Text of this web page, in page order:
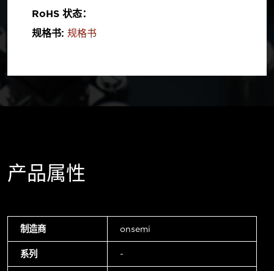
RoHS 状态：
规格书: 规格书
产品属性
制造商 onsemi
系列 -